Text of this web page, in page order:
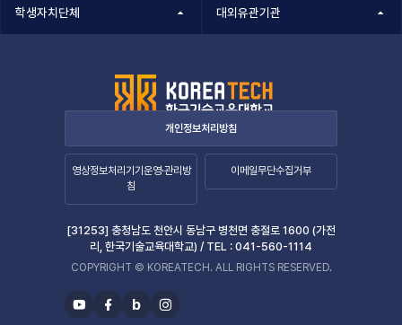
학생자치단체 대외유관기관
개인정보처리방침
영상정보처리기기운영·관리방
침
이메일무단수집거부
[31253] 충청남도 천안시 동남구 병천면 충절로 1600 (가전
리, 한국기술교육대학교) / TEL : 041-560-1114
COPYRIGHT © KOREATECH. ALL RIGHTS RESERVED.
유
페
b
블
인